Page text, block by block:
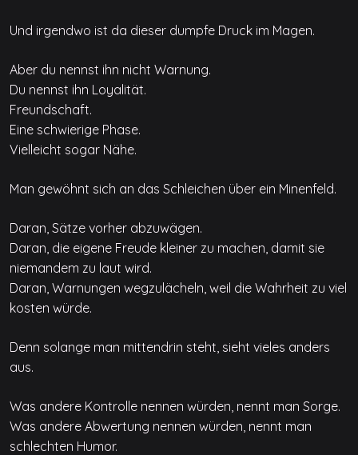
Und irgendwo ist da dieser dumpfe Druck im Magen.
Aber du nennst ihn nicht Warnung.
Du nennst ihn Loyalität.
Freundschaft.
Eine schwierige Phase.
Vielleicht sogar Nähe.
Man gewöhnt sich an das Schleichen über ein Minenfeld.
Daran, Sätze vorher abzuwägen.
Daran, die eigene Freude kleiner zu machen, damit sie
niemandem zu laut wird.
Daran, Warnungen wegzulächeln, weil die Wahrheit zu viel
kosten würde.
Denn solange man mittendrin steht, sieht vieles anders
aus.
Was andere Kontrolle nennen würden, nennt man Sorge.
Was andere Abwertung nennen würden, nennt man
schlechten Humor.